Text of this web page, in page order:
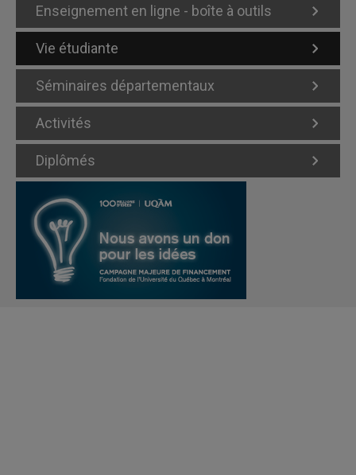
Enseignement en ligne - boîte à outils
Vie étudiante
Séminaires départementaux
Activités
Diplômés